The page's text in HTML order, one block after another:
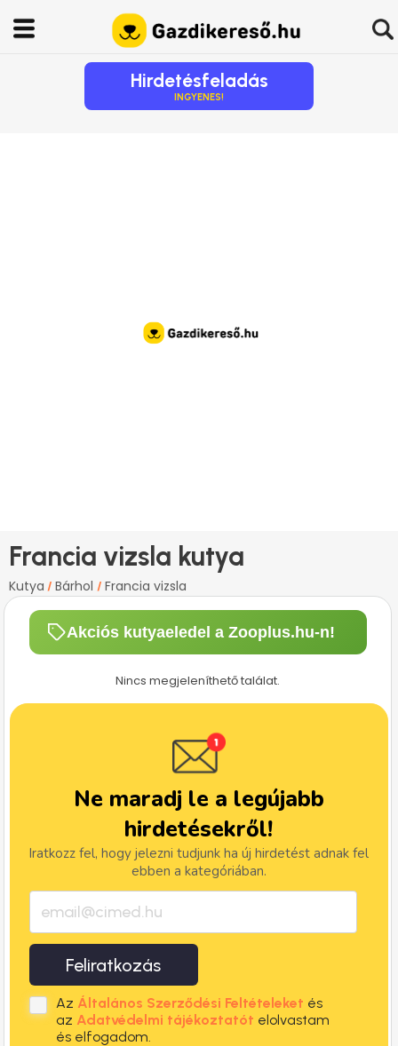
Hirdetésfeladás
INGYENES!
Francia vizsla kutya
Kutya / Bárhol / Francia vizsla
Akciós kutyaeledel a Zooplus.hu-n!
Nincs megjeleníthető találat.
Ne maradj le a legújabb
hirdetésekről!
Iratkozz fel, hogy jelezni tudjunk ha új hirdetést adnak fel
ebben a kategóriában.
Feliratkozás
Az Általános Szerződési Feltételeket és
az Adatvédelmi tájékoztatót elolvastam
és elfogadom.